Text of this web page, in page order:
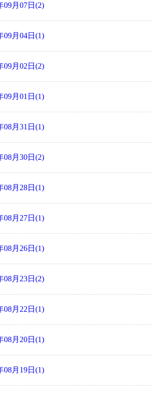
09月07日(2)
09月04日(1)
09月02日(2)
09月01日(1)
08月31日(1)
08月30日(2)
08月28日(1)
08月27日(1)
08月26日(1)
08月23日(2)
08月22日(1)
08月20日(1)
08月19日(1)